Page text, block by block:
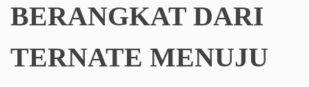
BERANGKAT DARI
TERNATE MENUJU